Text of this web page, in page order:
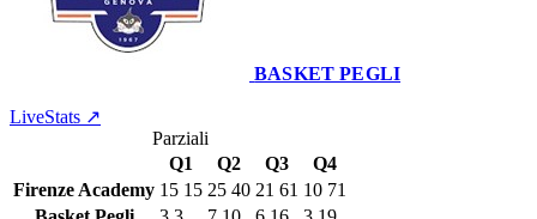
BASKET PEGLI
LiveStats ↗
Parziali
Q1
Q2 Q3
Q4
Firenze Academy 15 15 25 40 21 61 10 71